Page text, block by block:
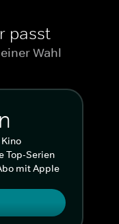
passt
Wahl
Top-Serien
mit Apple